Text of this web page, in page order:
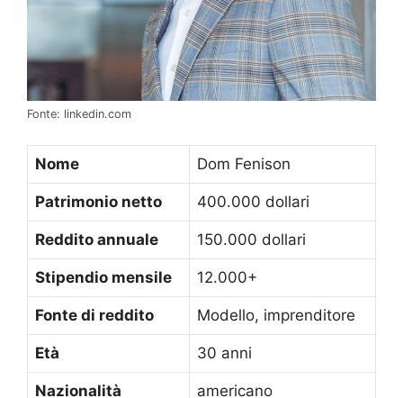
Fonte: linkedin.com
Nome Dom Fenison
Patrimonio netto 400.000 dollari
Reddito annuale 150.000 dollari
Stipendio mensile 12.000+
Fonte di reddito Modello, imprenditore
Età 30 anni
Nazionalità americano